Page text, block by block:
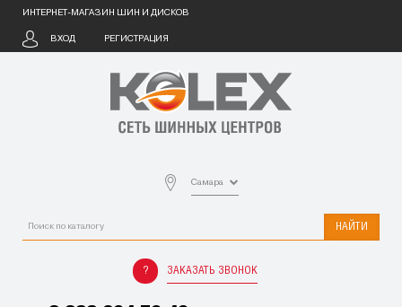
ИНТЕРНЕТ-МАГАЗИН ШИН И ДИСКОВ
ВХОД РЕГИСТРАЦИЯ
Самара
НАЙТИ
ЗАКАЗАТЬ ЗВОНОК